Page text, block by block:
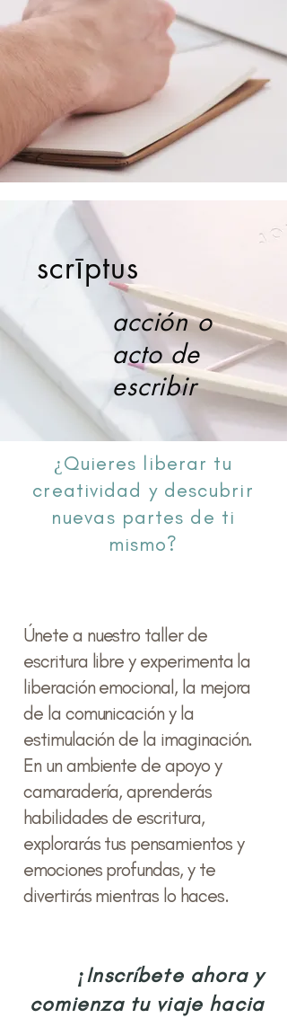
scrīptus
acción o
acto de
escribir
¿Quieres liberar tu
creatividad y descubrir
nuevas partes de ti
mismo?
Únete a nuestro taller de
escritura libre y experimenta la
liberación emocional, la mejora
de la comunicación y la
estimulación de la imaginación.
En un ambiente de apoyo y
camaradería, aprenderás
habilidades de escritura,
explorarás tus pensamientos y
emociones profundas, y te
divertirás mientras lo haces.
¡Inscríbete ahora y
comienza tu viaje hacia